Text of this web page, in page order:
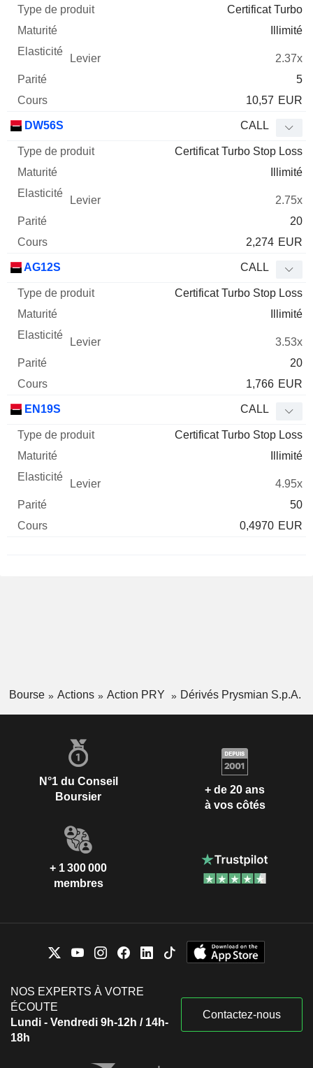
Certificat Turbo
Illimité
2.37x
5
10,57 EUR
DW56S CALL
Certificat Turbo Stop Loss
Illimité
2.75x
20
2,274 EUR
AG12S CALL
Certificat Turbo Stop Loss
Illimité
3.53x
20
1,766 EUR
EN19S CALL
Certificat Turbo Stop Loss
Illimité
4.95x
50
0,4970 EUR
Bourse Actions Action PRY Dérivés Prysmian S.p.A.
N°1 du Conseil
Boursier
+ de 20 ans
à vos côtés
+ 1 300 000
membres
NOS EXPERTS À VOTRE
ÉCOUTE
Lundi - Vendredi 9h-12h / 14h-
18h
Contactez-nous